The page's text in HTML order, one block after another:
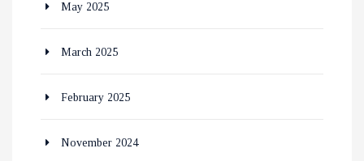
May 2025
March 2025
February 2025
November 2024